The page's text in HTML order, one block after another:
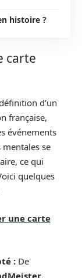
histoire ?
carte
d’un
française,
événements
mentales se
ce qui
quelques
une carte
: De
,